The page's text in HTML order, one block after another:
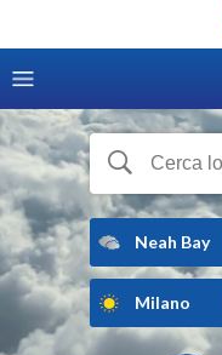
Neah Bay
Milano